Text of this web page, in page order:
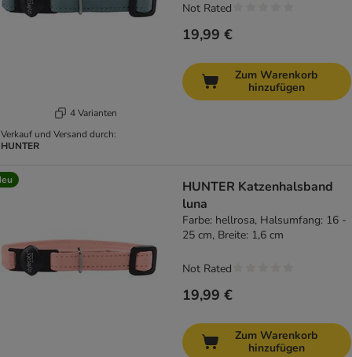
4 Varianten
Verkauf und Versand durch:
HUNTER
19,99 €
Not Rated
Zum Warenkorb
hinzufügen
HUNTER Katzenhalsband
luna
Farbe: hellrosa, Halsumfang: 16 -
25 cm, Breite: 1,6 cm
19,99 €
Not Rated
Zum Warenkorb
hinzufügen